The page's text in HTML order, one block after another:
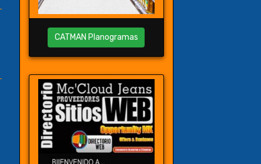
CATMAN Planogramas